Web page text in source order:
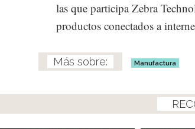
las que participa Zebra
productos conectados a
Manufactura